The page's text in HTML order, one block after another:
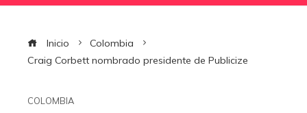
Inicio
Colombia
Craig Corbett nombrado presidente de Publicize
COLOMBIA